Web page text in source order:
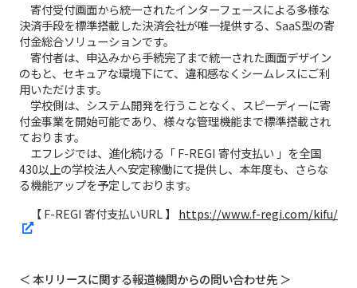
寄付受付画面から統一されたインターフェースによる多様な
決済手段を標準搭載した決済会社が唯一提供する、SaaS型の寄
付金総合ソリューションです。
寄付者は、申込みから手続完了まで統一された画面デザイン
のもと、セキュアな環境下にて、違和感なくシームレスにご利
用いただけます。
学校側は、システム開発を行うことなく、スピーディーに寄
付金事業を開始可能であり、様々な管理機能まで標準搭載され
ております。
エフレジでは、進化続ける「 F-REGI 寄付支払い 」を全国
430以上の学校法人へ安定稼働にて提供し、本年度も、さらな
る機能アップを予定しております。
【 F-REGI 寄付支払いURL 】 https://www.f-regi.com/kifu/
＜ 本リリースに関する報道機関からの問い合わせ先 ＞